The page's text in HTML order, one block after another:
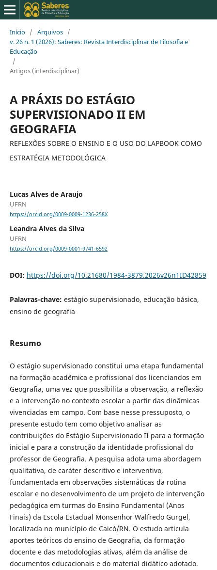
Início / Arquivos /
v. 26 n. 1 (2026): Saberes: Revista Interdisciplinar de Filosofia e
Educação
/
Artigos (interdisciplinar)
A PRÁXIS DO ESTÁGIO
SUPERVISIONADO II EM
GEOGRAFIA
REFLEXÕES SOBRE O ENSINO E O USO DO LAPBOOK COMO
ESTRATÉGIA METODOLÓGICA
Lucas Alves de Araujo
UFRN
https://orcid.org/0009-0009-1236-258X
Leandra Alves da Silva
UFRN
https://orcid.org/0009-0001-9741-6592
DOI: https://doi.org/10.21680/1984-3879.2026v26n1ID42859
Palavras-chave: estágio supervisionado, educação básica,
ensino de geografia
Resumo
O estágio supervisionado constitui uma etapa fundamental
na formação acadêmica e profissional dos licenciandos em
Geografia, uma vez que possibilita a observação, a reflexão
e a intervenção no contexto escolar a partir das dinâmicas
vivenciadas em campo. Com base nesse pressuposto, o
presente estudo tem como objetivo analisar as
contribuições do Estágio Supervisionado II para a formação
inicial e para a construção da identidade profissional do
professor de Geografia. A pesquisa adota uma abordagem
qualitativa, de caráter descritivo e interventivo,
fundamentada em observações sistemáticas da rotina
escolar e no desenvolvimento de um projeto de intervenção
pedagógica em turmas do Ensino Fundamental (Anos
Finais) da Escola Estadual Monsenhor Walfredo Gurgel,
localizada no município de Caicó/RN. O estudo articula
aportes teóricos do ensino de Geografia, da formação
docente e das metodologias ativas, além da análise de
documentos educacionais e do material didático adotado.